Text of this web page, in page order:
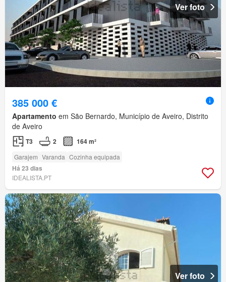
Ver foto
385 000 €
Apartamento em São Bernardo, Município de Aveiro, Distrito
de Aveiro
T3 2 164 m²
Garajem Varanda Cozinha equipada
Há 23 dias
IDEALISTA.PT
Ver foto